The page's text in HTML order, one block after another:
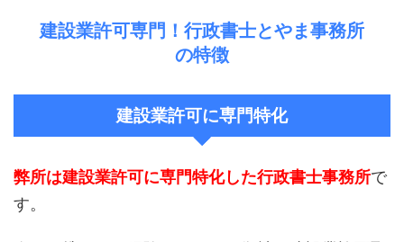
建設業許可専門！行政書士とやま事務所
の特徴
建設業許可に専門特化
弊所は建設業許可に専門特化した行政書士事務所で
す。